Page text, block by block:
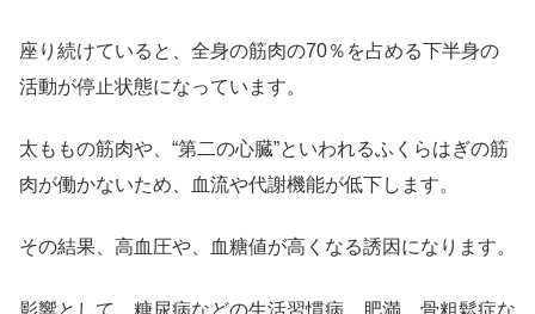
座り続けていると、全身の筋肉の70％を占める下半身の
活動が停止状態になっています。
太ももの筋肉や、“第二の心臓”といわれるふくらはぎの筋
肉が働かないため、血流や代謝機能が低下します。
その結果、高血圧や、血糖値が高くなる誘因になります。
影響として、糖尿病などの生活習慣病、肥満、骨粗鬆症な